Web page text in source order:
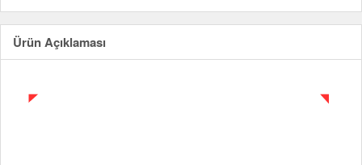
Ürün Açıklaması